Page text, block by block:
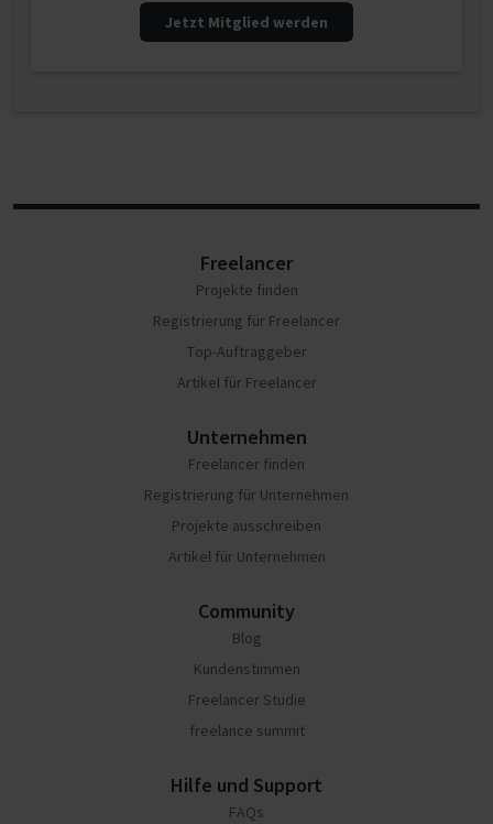
Jetzt Mitglied werden
Freelancer
Projekte finden
Registrierung für Freelancer
Top-Auftraggeber
Artikel für Freelancer
Unternehmen
Freelancer finden
Registrierung für Unternehmen
Projekte ausschreiben
Artikel für Unternehmen
Community
Blog
Kundenstimmen
Freelancer Studie
freelance summit
Hilfe und Support
FAQs